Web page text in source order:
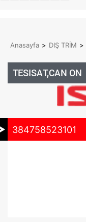
Anasayfa > DIŞ TRİM >
TESISAT,CAN ON
384758523101